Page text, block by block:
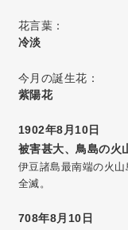
花言葉：
冷淡
今月の誕生花：
紫陽花
1902年8月10日
被害甚大、鳥島の火
伊豆諸島最南端の火
全滅。
708年8月10日